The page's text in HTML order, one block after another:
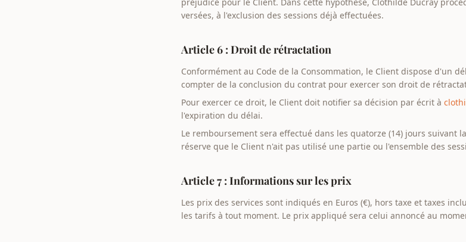
versées, à l'exclusion des sessions déjà effectuées.
Article 6 : Droit de rétractation
Conformément au Code de la Consommation, le Client dispose d'un
compter de la conclusion du contrat pour exercer son droit de
Pour exercer ce droit, le Client doit notifier sa décision par écrit à
l'expiration du délai.
Le remboursement sera effectué dans les quatorze (14) jours suivant
réserve que le Client n'ait pas utilisé une partie ou l'ensemble des
Article 7 : Informations sur les prix
Les prix des services sont indiqués en Euros (€), hors taxe et taxes
les tarifs à tout moment. Le prix appliqué sera celui annoncé au